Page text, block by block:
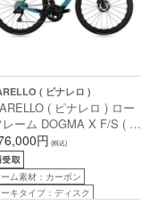
( ピナレロ )
( ピナレロ ) ロー
レーム DOGMA X F/S ( ド
エックス フレームセット
アクア ヴェール 51.5 (
安175cm前後 )
円 (税込)
ム素材：カーボン
キタイプ：ディスク